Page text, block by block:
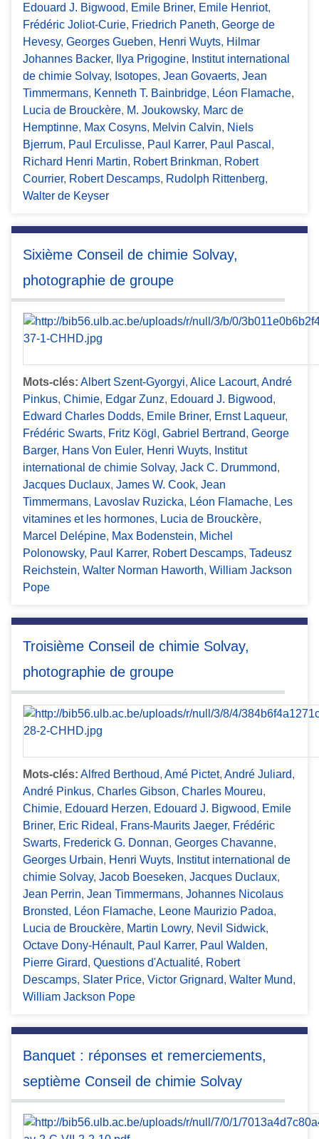
Edouard J. Bigwood, Emile Briner, Emile Henriot,
Frédéric Joliot-Curie, Friedrich Paneth, George de
Hevesy, Georges Gueben, Henri Wuyts, Hilmar
Johannes Backer, Ilya Prigogine, Institut international
de chimie Solvay, Isotopes, Jean Govaerts, Jean
Timmermans, Kenneth T. Bainbridge, Léon Flamache,
Lucia de Brouckère, M. Joukowsky, Marc de
Hemptinne, Max Cosyns, Melvin Calvin, Niels
Bjerrum, Paul Erculisse, Paul Karrer, Paul Pascal ,
Richard Henri Martin, Robert Brinkman, Robert
Courrier, Robert Descamps, Rudolph Rittenberg,
Walter de Keyser
Sixième Conseil de chimie Solvay,
photographie de groupe
Mots-clés: Albert Szent-Gyorgyi, Alice Lacourt, André
Pinkus, Chimie, Edgar Zunz, Edouard J. Bigwood,
Edward Charles Dodds, Emile Briner, Ernst Laqueur,
Frédéric Swarts, Fritz Kögl , Gabriel Bertrand, George
Barger, Hans Von Euler, Henri Wuyts, Institut
international de chimie Solvay, Jack C. Drummond,
Jacques Duclaux, James W. Cook, Jean
Timmermans, Lavoslav Ruzicka, Léon Flamache, Les
vitamines et les hormones, Lucia de Brouckère,
Marcel Delépine, Max Bodenstein, Michel
Polonowsky, Paul Karrer, Robert Descamps, Tadeusz
Reichstein, Walter Norman Haworth, William Jackson
Pope
Troisième Conseil de chimie Solvay,
photographie de groupe
Mots-clés: Alfred Berthoud, Amé Pictet, André Juliard,
André Pinkus, Charles Gibson, Charles Moureu,
Chimie, Edouard Herzen, Edouard J. Bigwood, Emile
Briner, Eric Rideal , Frans-Maurits Jaeger, Frédéric
Swarts, Frederick G. Donnan, Georges Chavanne,
Georges Urbain, Henri Wuyts, Institut international de
chimie Solvay, Jacob Boeseken, Jacques Duclaux,
Jean Perrin, Jean Timmermans, Johannes Nicolaus
Bronsted, Léon Flamache, Leone Maurizio Padoa,
Lucia de Brouckère, Martin Lowry, Nevil Sidwick,
Octave Dony-Hénault, Paul Karrer, Paul Walden,
Pierre Girard, Questions d'Actualité, Robert
Descamps, Slater Price, Victor Grignard, Walter Mund,
William Jackson Pope
Banquet : réponses et remerciements,
septième Conseil de chimie Solvay